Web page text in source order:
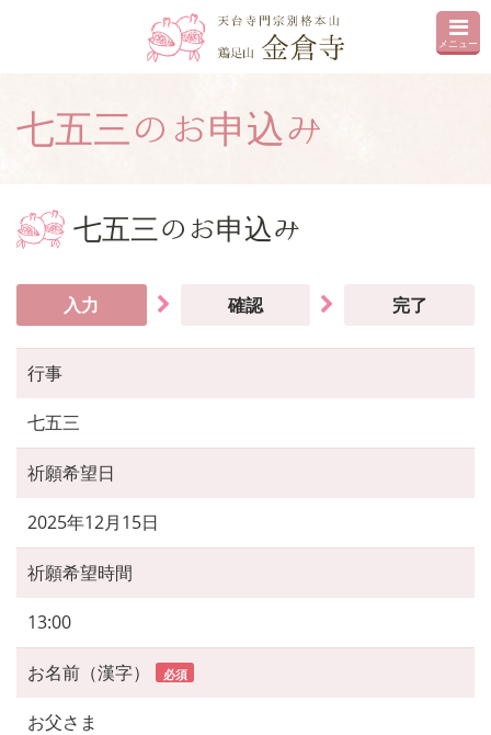
メニュー
七五三のお申込み
七五三のお申込み
入力 確認 完了
行事
七五三
祈願希望日
2025年12月15日
祈願希望時間
13:00
お名前（漢字） 必須
お父さま